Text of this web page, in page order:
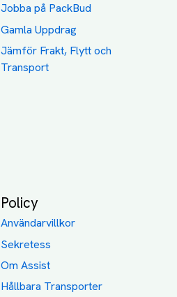
Jobba på PackBud
Gamla Uppdrag
Jämför Frakt, Flytt och
Transport
Policy
Användarvillkor
Sekretess
Om Assist
Hållbara Transporter